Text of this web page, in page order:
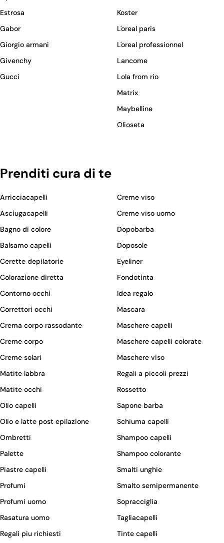
Estrosa
Gabor
Giorgio armani
Givenchy
Gucci
Koster
L'oreal paris
L'oreal professionnel
Lancome
Lola from rio
Matrix
Maybelline
Olioseta
Prenditi cura di te
Arricciacapelli
Asciugacapelli
Bagno di colore
Balsamo capelli
Cerette depilatorie
Colorazione diretta
Contorno occhi
Correttori occhi
Crema corpo rassodante
Creme corpo
Creme solari
Creme viso
Creme viso uomo
Dopobarba
Doposole
Eyeliner
Fondotinta
Idea regalo
Mascara
Maschere capelli
Maschere capelli colorate
Maschere viso
Matite labbra
Matite occhi
Olio capelli
Olio e latte post epilazione
Ombretti
Palette
Piastre capelli
Profumi
Profumi uomo
Rasatura uomo
Regali piu richiesti
Regali a piccoli prezzi
Rossetto
Sapone barba
Schiuma capelli
Shampoo capelli
Shampoo colorante
Smalti unghie
Smalto semipermanente
Sopracciglia
Tagliacapelli
Tinte capelli